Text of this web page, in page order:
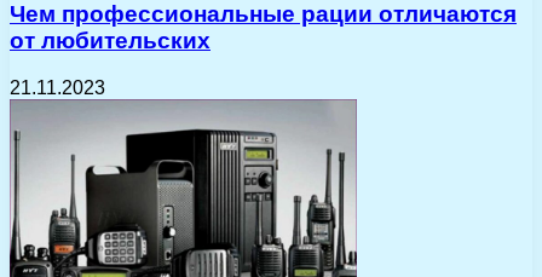
Чем профессиональные рации отличаются
от любительских
21.11.2023